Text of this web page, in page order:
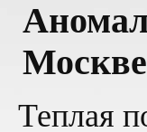
Теплая